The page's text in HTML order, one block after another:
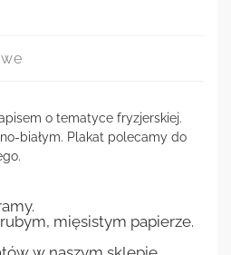
o tematyce fryzjerskiej.
białym. Plakat polecamy do
mięsistym papierze.